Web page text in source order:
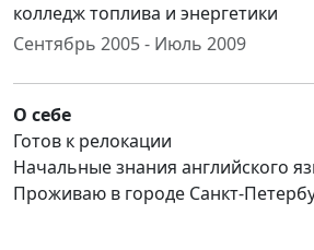
колледж топлива и энергетики
Сентябрь 2005 - Июль 2009
О себе
Готов к релокации
Начальные знания английского
Проживаю в городе Санкт-